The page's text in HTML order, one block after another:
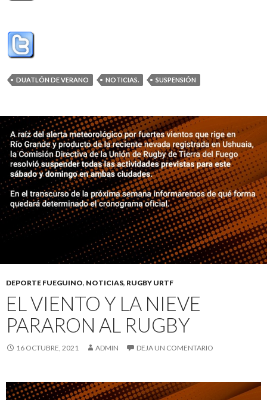
DUATLÓN DE VERANO NOTICIAS. SUSPENSIÓN
DEPORTE FUEGUINO, NOTICIAS, RUGBY URTF
EL VIENTO Y LA NIEVE
PARARON AL RUGBY
16 OCTUBRE, 2021 ADMIN DEJA UN COMENTARIO